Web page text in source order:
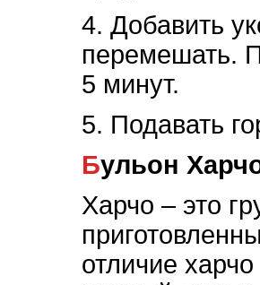
4. Добавить
перемешать.
5 минут.
5. Подавать
Бульон
Харчо – это
отличие